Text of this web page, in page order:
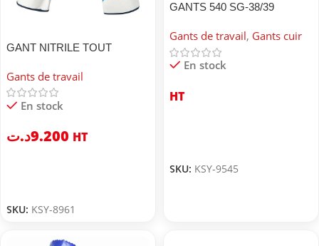
GANT NITRILE TOUT
Gants de travail
En stock
9.200د.ت HT
SKU: KSY-8961
GANTS 540 SG-38/39
Gants de travail, Gants cuir
En stock
HT
SKU: KSY-9545